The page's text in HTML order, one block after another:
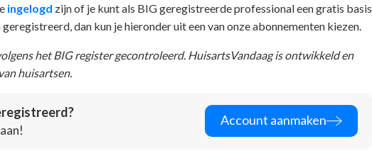
ingelogd zijn of je kunt als BIG geregistreerde professional een gratis basis
geregistreerd, dan kun je hieronder uit een van onze abonnementen kiezen.
het BIG register gecontroleerd. HuisartsVandaag is ontwikkeld en
huisartsen.
Account aanmaken